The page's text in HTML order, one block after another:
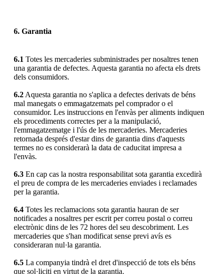
6. Garantia
6.1 Totes les mercaderies subministrades per nosaltres tenen
una garantia de defectes. Aquesta garantia no afecta els drets
dels consumidors.
6.2 Aquesta garantia no s'aplica a defectes derivats de béns
mal manegats o emmagatzemats pel comprador o el
consumidor. Les instruccions en l'envàs per aliments indiquen
els procediments correctes per a la manipulació,
l'emmagatzematge i l'ús de les mercaderies. Mercaderies
retornada després d'estar dins de garantia dins d'aquests
termes no es considerarà la data de caducitat impresa a
l'envàs.
6.3 En cap cas la nostra responsabilitat sota garantia excedirà
el preu de compra de les mercaderies enviades i reclamades
per la garantia.
6.4 Totes les reclamacions sota garantia hauran de ser
notificades a nosaltres per escrit per correu postal o correu
electrònic dins de les 72 hores del seu descobriment. Les
mercaderies que s'han modificat sense previ avís es
consideraran nul·la garantia.
6.5 La companyia tindrà el dret d'inspecció de tots els béns
que sol·liciti en virtut de la garantia.